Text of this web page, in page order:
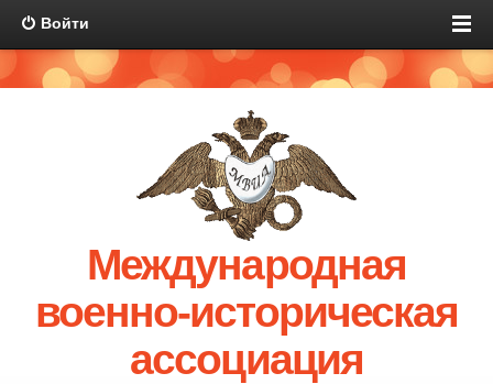
Войти
Международная
военно-историческая
ассоциация